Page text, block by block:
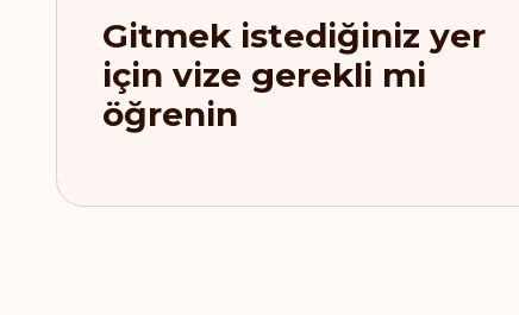
Gitmek istediğiniz yer
için vize gerekli mi
öğrenin